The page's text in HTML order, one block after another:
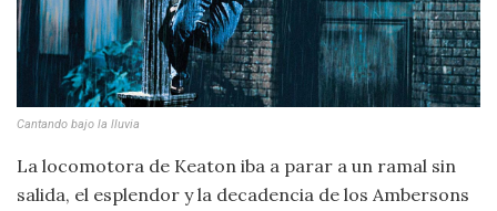
Cantando bajo la lluvia
La locomotora de Keaton iba a parar a un ramal sin
salida, el esplendor y la decadencia de los Ambersons